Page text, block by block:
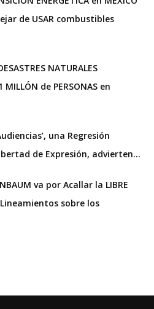
de USAR combustibles
NATURALES
MILLÓN de PERSONAS en
una Regresión
de Expresión, advierten…
va por Acallar la LIBRE
sobre los